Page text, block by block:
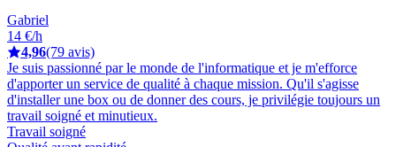
Gabriel
14 €/h
4,96(79 avis)
Je suis passionné par le monde de l'informatique et je m'efforce
d'apporter un service de qualité à chaque mission. Qu'il s'agisse
d'installer une box ou de donner des cours, je privilégie toujours un
travail soigné et minutieux.
Travail soigné